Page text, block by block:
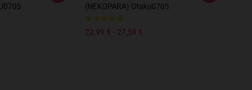
(NEKOPARA) Otaku0705
22,99 € - 27,59 €